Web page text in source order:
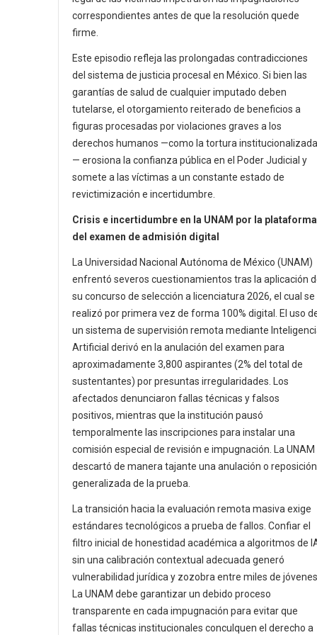
correspondientes antes de que la resolución quede
firme.
Este episodio refleja las prolongadas contradicciones
del sistema de justicia procesal en México. Si bien las
garantías de salud de cualquier imputado deben
tutelarse, el otorgamiento reiterado de beneficios a
figuras procesadas por violaciones graves a los
derechos humanos —como la tortura institucionalizada
— erosiona la confianza pública en el Poder Judicial y
somete a las víctimas a un constante estado de
revictimización e incertidumbre.
Crisis e incertidumbre en la UNAM por la plataforma
del examen de admisión digital
La Universidad Nacional Autónoma de México (UNAM)
enfrentó severos cuestionamientos tras la aplicación
su concurso de selección a licenciatura 2026, el cual se
realizó por primera vez de forma 100% digital. El uso
un sistema de supervisión remota mediante
Artificial derivó en la anulación del examen para
aproximadamente 3,800 aspirantes (2% del total de
sustentantes) por presuntas irregularidades. Los
afectados denunciaron fallas técnicas y falsos
positivos, mientras que la institución pausó
temporalmente las inscripciones para instalar una
comisión especial de revisión e impugnación. La UNAM
descartó de manera tajante una anulación o reposición
generalizada de la prueba.
La transición hacia la evaluación remota masiva exige
estándares tecnológicos a prueba de fallos. Confiar el
filtro inicial de honestidad académica a algoritmos de
sin una calibración contextual adecuada generó
vulnerabilidad jurídica y zozobra entre miles de
La UNAM debe garantizar un debido proceso
transparente en cada impugnación para evitar que
fallas técnicas institucionales conculquen el derecho a